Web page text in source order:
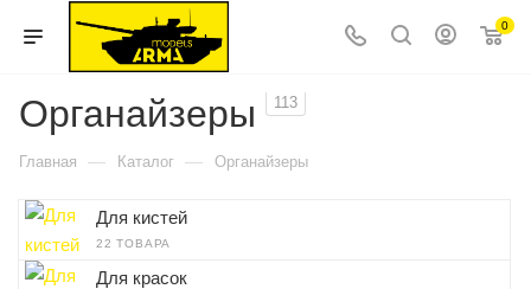
0
Органайзеры 113
Главная — Каталог — Органайзеры
Для кистей
22 ТОВАРА
Для красок